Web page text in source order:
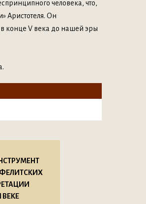
человека, что,
Аристотеля. Он
конце V века до нашей эры
ВЕКЕ